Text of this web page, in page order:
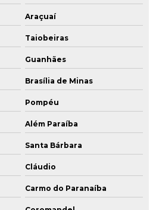
Araçuaí
Taiobeiras
Guanhães
Brasília de Minas
Pompéu
Além Paraíba
Santa Bárbara
Cláudio
Carmo do Paranaíba